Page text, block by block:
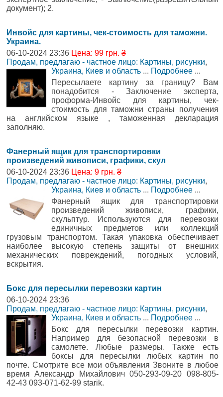
документ); 2.
Инвойс для картины, чек-стоимость для таможни.
Украина.
06-10-2024 23:36 Цена: 99 грн. ₴
Продам, предлагаю - частное лицо: Картины, рисунки,
Украина, Киев и область ... Подробнее ...
Пересылаете картину за границу? Вам
понадобится - Заключение эксперта,
проформа-Инвойс для картины, чек-
стоимость для таможни страны получения
на английском языке , таможенная декларация
заполняю.
Фанерный ящик для транспортировки
произведений живописи, графики, скул
06-10-2024 23:36 Цена: 9 грн. ₴
Продам, предлагаю - частное лицо: Картины, рисунки,
Украина, Киев и область ... Подробнее ...
Фанерный ящик для транспортировки
произведений живописи, графики,
скульптур. Используются для перевозки
единичных предметов или коллекций
грузовым транспортом. Такая упаковка обеспечивает
наиболее высокую степень защиты от внешних
механических повреждений, погодных условий,
вскрытия.
Бокс для пересылки перевозки картин
06-10-2024 23:36
Продам, предлагаю - частное лицо: Картины, рисунки,
Украина, Киев и область ... Подробнее ...
Бокс для пересылки перевозки картин.
Например для безопасной перевозки в
самолете. Любые размеры. Также есть
боксы для пересылки любых картин по
почте. Смотрите все мои объявления Звоните в любое
время Александр Михайлович 050-293-09-20 098-805-
42-43 093-071-62-99 starik.